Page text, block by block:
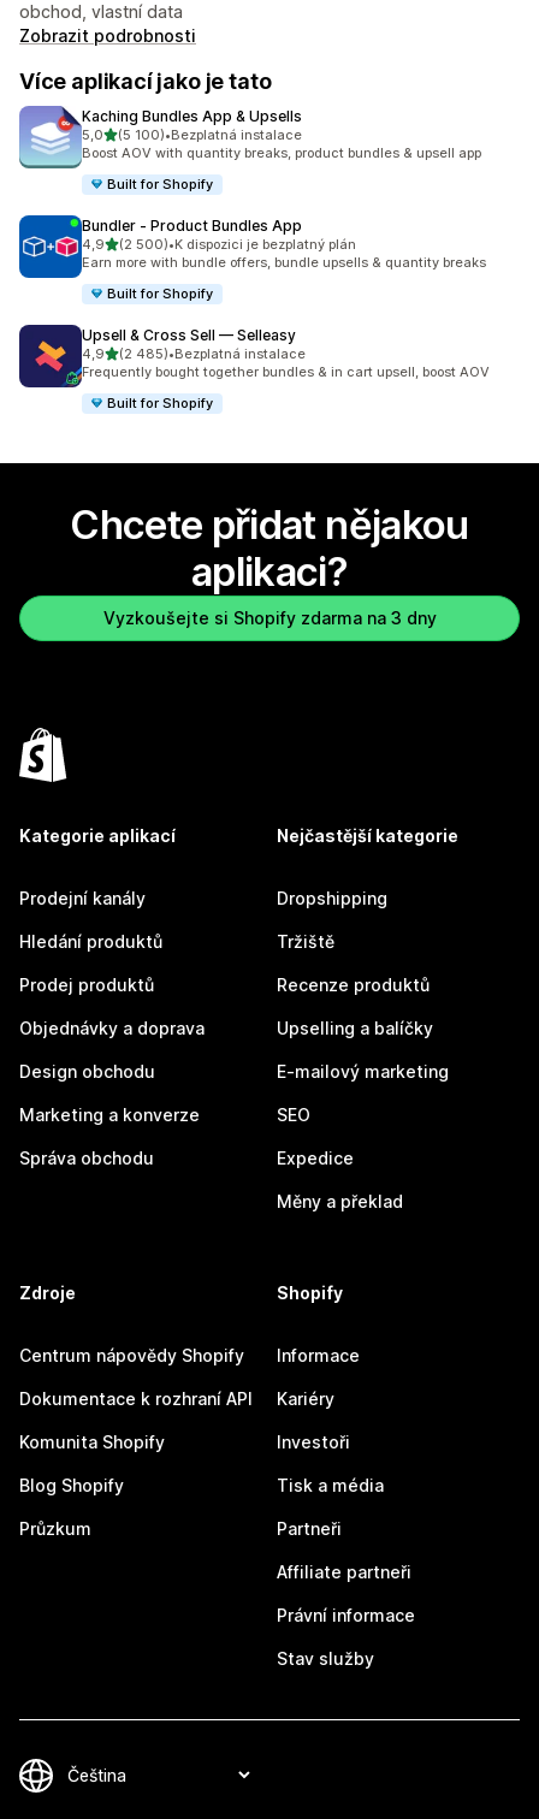
obchod, vlastní data
Zobrazit podrobnosti
Více aplikací jako je tato
Kaching Bundles App & Upsells
5,0z 5 hvězd
(5 100)
Celkový počet recenzí: 5100
•Bezplatná instalace
Boost AOV with quantity breaks, product bundles & upsell app
Built for Shopify
Bundler ‑ Product Bundles App
4,9z 5 hvězd
(2 500)
Celkový počet recenzí: 2500
•K dispozici je bezplatný plán
Earn more with bundle offers, bundle upsells & quantity breaks
Built for Shopify
Upsell & Cross Sell — Selleasy
4,9z 5 hvězd
(2 485)
Celkový počet recenzí: 2485
•Bezplatná instalace
Frequently bought together bundles & in cart upsell, boost AOV
Built for Shopify
Chcete přidat nějakou
aplikaci?
Vyzkoušejte si Shopify zdarma na 3 dny
Kategorie aplikací
Prodejní kanály
Hledání produktů
Prodej produktů
Objednávky a doprava
Design obchodu
Marketing a konverze
Správa obchodu
Nejčastější kategorie
Dropshipping
Tržiště
Recenze produktů
Upselling a balíčky
E-mailový marketing
SEO
Expedice
Měny a překlad
Zdroje
Centrum nápovědy Shopify
Dokumentace k rozhraní API
Komunita Shopify
Blog Shopify
Průzkum
Shopify
Informace
Kariéry
Investoři
Tisk a média
Partneři
Affiliate partneři
Právní informace
Stav služby